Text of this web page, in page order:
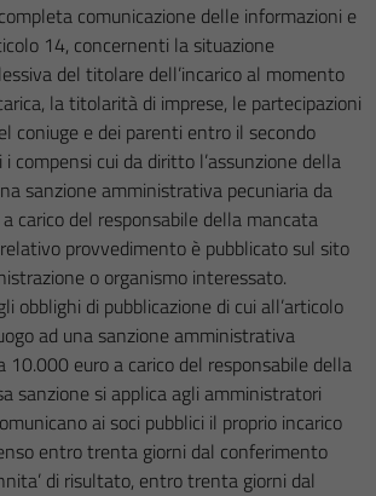
comunicazione delle informazioni e
14, concernenti la situazione
del titolare dell’incarico al momento
la titolarità di imprese, le partecipazioni
coniuge e dei parenti entro il secondo
compensi cui da diritto l’assunzione della
sanzione amministrativa pecuniaria da
carico del responsabile della mancata
provvedimento è pubblicato sul sito
o organismo interessato.
obblighi di pubblicazione di cui all’articolo
ad una sanzione amministrativa
10.000 euro a carico del responsabile della
sanzione si applica agli amministratori
ai soci pubblici il proprio incarico
entro trenta giorni dal conferimento
di risultato, entro trenta giorni dal